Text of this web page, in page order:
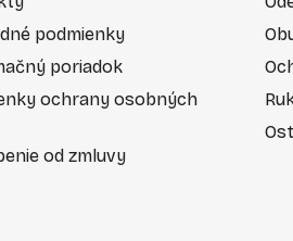
podmienky
poriadok
ochrany osobných
od zmluvy